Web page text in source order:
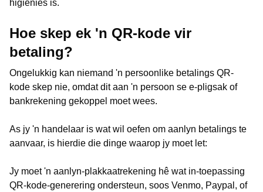
higiënies is.
Hoe skep ek 'n QR-kode vir
betaling?
Ongelukkig kan niemand 'n persoonlike betalings QR-
kode skep nie, omdat dit aan 'n persoon se e-pligsak of
bankrekening gekoppel moet wees.
As jy 'n handelaar is wat wil oefen om aanlyn betalings te
aanvaar, is hierdie die dinge waarop jy moet let:
Jy moet 'n aanlyn-plakkaatrekening hê wat in-toepassing
QR-kode-generering ondersteun, soos Venmo, Paypal, of